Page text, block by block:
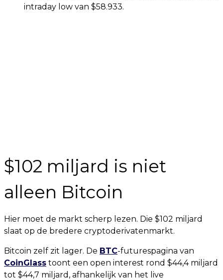
intraday low van $58.933.
$102 miljard is niet
alleen Bitcoin
Hier moet de markt scherp lezen. Die $102 miljard
slaat op de bredere cryptoderivatenmarkt.
Bitcoin zelf zit lager. De BTC-futurespagina van
CoinGlass toont een open interest rond $44,4 miljard
tot $44,7 miljard, afhankelijk van het live